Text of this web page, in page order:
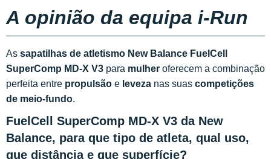
A opinião da equipa i-Run
As sapatilhas de atletismo New Balance FuelCell
SuperComp MD-X V3 para mulher oferecem a combinação
perfeita entre propulsão e leveza nas suas competições
de meio-fundo.
FuelCell SuperComp MD-X V3 da New
Balance, para que tipo de atleta, qual uso,
que distância e que superfície?